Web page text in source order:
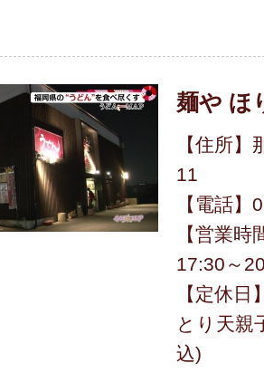
麺や ほ
【住所
11
【電話
【営業
17:30～
【定休日
とり天親
込)